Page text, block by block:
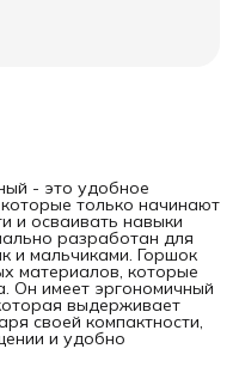
- это удобное
только начинают
и осваивать навыки
разработан для
и мальчиками. Горшок
материалов, которые
Он имеет эргономичный
выдерживает
своей компактности,
и удобно